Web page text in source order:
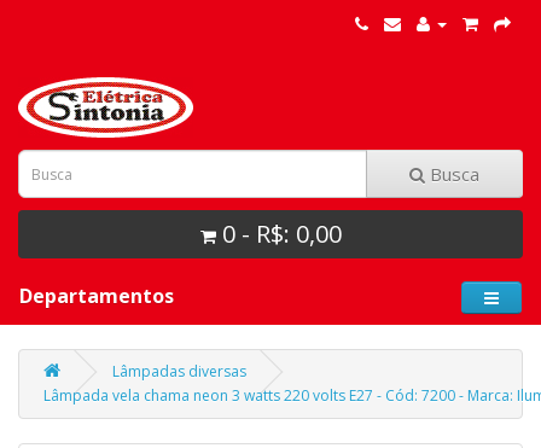
Busca
0 - R$: 0,00
Departamentos
Lâmpadas diversas
Lâmpada vela chama neon 3 watts 220 volts E27 - Cód: 7200 - Marca: